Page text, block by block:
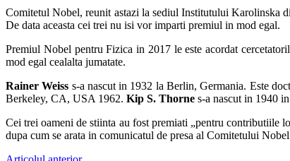
Comitetul Nobel, reunit astazi la sediul Institutului Karolinska
De data aceasta cei trei nu isi vor imparti premiul in mod egal.
Premiul Nobel pentru Fizica in 2017 le este acordat
mod egal cealalta jumatate.
Rainer Weiss s-a nascut in 1932 la Berlin, Germania. Este
Berkeley, CA, USA 1962. Kip S. Thorne s-a nascut in 1940
Cei trei oameni de stiinta au fost premiati „pentru contributiile
dupa cum se arata in comunicatul de presa al Comitetului